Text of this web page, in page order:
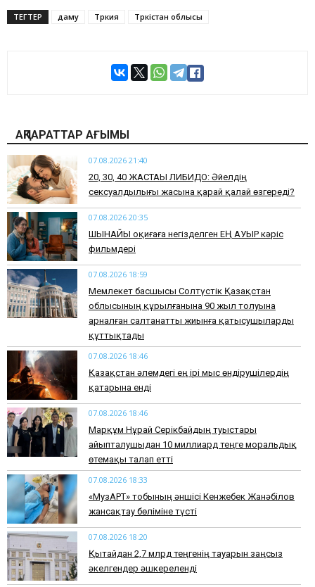
ТЕГТЕР даму Түркия Түркістан облысы
АҚПАРАТТАР АҒЫМЫ
07.08.2026 21:40
​20, 30, 40 ЖАСТАҒЫ ЛИБИДО: Әйелдің
сексуалдылығы жасына қарай қалай өзгереді?
07.08.2026 20:35
​ШЫНАЙЫ оқиғаға негізделген ЕҢ АУЫР кәріс
фильмдері
07.08.2026 18:59
Мемлекет басшысы Солтүстік Қазақстан
облысының құрылғанына 90 жыл толуына
арналған салтанатты жиынға қатысушыларды
құттықтады
07.08.2026 18:46
Қазақстан әлемдегі ең ірі мыс өндірушілердің
қатарына енді
07.08.2026 18:46
Марқұм Нұрай Серікбайдың туыстары
айыпталушыдан 10 миллиард теңге моральдық
өтемақы талап етті
07.08.2026 18:33
«МузАРТ» тобының әншісі Кенжебек Жанәбілов
жансақтау бөліміне түсті
07.08.2026 18:20
Қытайдан 2,7 млрд теңгенің тауарын заңсыз
әкелгендер әшкереленді